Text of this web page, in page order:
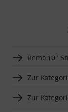
Remo 10"
Zur
Zur